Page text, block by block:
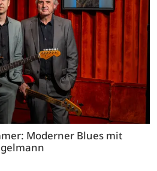
Moderner Blues mit